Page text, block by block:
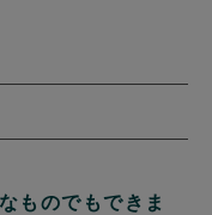
ものでもできま